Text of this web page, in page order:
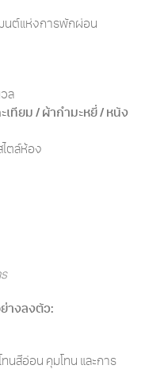
มนต์แห่งการพักผ่อน
ล
เทียม / ผ้ากำมะหยี่ / หนัง
ไตล์ห้อง
างลงตัว:
นสีอ่อน คุมโทน และการ